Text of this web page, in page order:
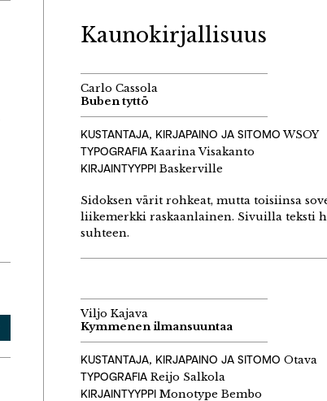
Kaunokirjallisuus
Carlo Cassola
Buben tyttö
KUSTANTAJA, KIRJAPAINO JA SITOMOWSOY
TYPOGRAFIA Kaarina Visakanto
KIRJAINTYYPPI Baskerville
Sidoksen värit rohkeat, mutta toisiinsa
liikemerkki raskaanlainen. Sivuilla teksti
suhteen.
Viljo Kajava
Kymmenen ilmansuuntaa
KUSTANTAJA, KIRJAPAINO JA SITOMO Otava
TYPOGRAFIA Reijo Salkola
KIRJAINTYYPPI Monotype Bembo